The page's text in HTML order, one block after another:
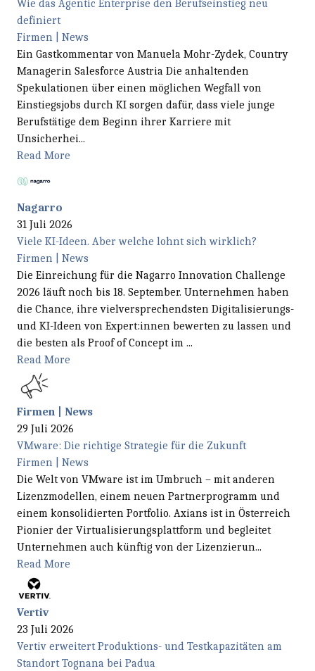
Wie das Agentic Enterprise den Berufseinstieg neu
definiert
Firmen | News
Ein Gastkommentar von Manuela Mohr-Zydek, Country
Managerin Salesforce Austria Die anhaltenden
Spekulationen über einen möglichen Wegfall von
Einstiegsjobs durch KI sorgen dafür, dass viele junge
Berufstätige dem Beginn ihrer Karriere mit
Unsicherhei...
Read More
Nagarro
31 Juli 2026
Viele KI-Ideen. Aber welche lohnt sich wirklich?
Firmen | News
Die Einreichung für die Nagarro Innovation Challenge
2026 läuft noch bis 18. September. Unternehmen haben
die Chance, ihre vielversprechendsten Digitalisierungs-
und KI-Ideen von Expert:innen bewerten zu lassen und
die besten als Proof of Concept im ...
Read More
Firmen | News
29 Juli 2026
VMware: Die richtige Strategie für die Zukunft
Firmen | News
Die Welt von VMware ist im Umbruch – mit anderen
Lizenzmodellen, einem neuen Partnerprogramm und
einem konsolidierten Portfolio. Axians ist in Österreich
Pionier der Virtualisierungsplattform und begleitet
Unternehmen auch künftig von der Lizenzierun...
Read More
Vertiv
23 Juli 2026
Vertiv erweitert Produktions- und Testkapazitäten am
Standort Tognana bei Padua